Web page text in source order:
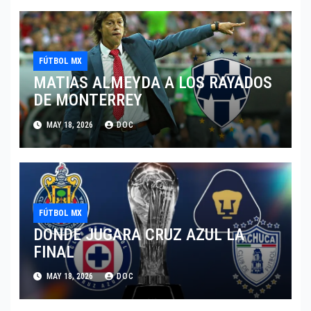
FÚTBOL MX
MATIAS ALMEYDA A LOS RAYADOS
DE MONTERREY
MAY 18, 2026 DOC
FÚTBOL MX
DONDE JUGARA CRUZ AZUL LA
FINAL
MAY 18, 2026 DOC